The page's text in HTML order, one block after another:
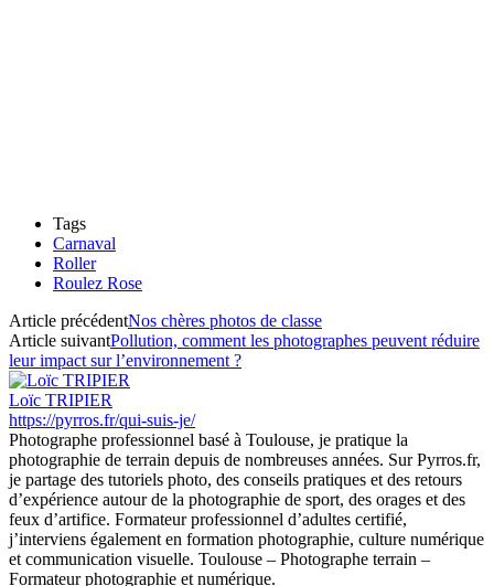
Tags
Carnaval
Roller
Roulez Rose
Article précédentNos chères photos de classe
Article suivantPollution, comment les photographes peuvent réduire
leur impact sur l’environnement ?
Loïc TRIPIER
https://pyrros.fr/qui-suis-je/
Photographe professionnel basé à Toulouse, je pratique la
photographie de terrain depuis de nombreuses années. Sur Pyrros.fr,
je partage des tutoriels photo, des conseils pratiques et des retours
d’expérience autour de la photographie de sport, des orages et des
feux d’artifice. Formateur professionnel d’adultes certifié,
j’interviens également en formation photographie, culture numérique
et communication visuelle. Toulouse – Photographe terrain –
Formateur photographie et numérique.